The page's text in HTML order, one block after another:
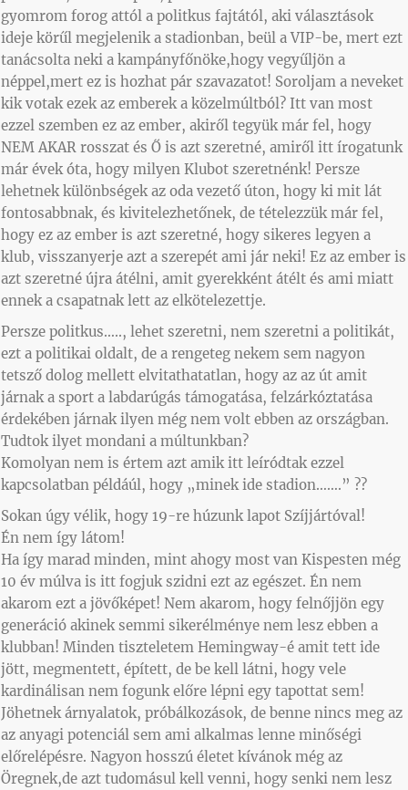
gyomrom forog attól a politkus fajtától, aki választások
ideje körűl megjelenik a stadionban, beül a VIP-be, mert ezt
tanácsolta neki a kampányfőnöke,hogy vegyűljön a
néppel,mert ez is hozhat pár szavazatot! Soroljam a neveket
kik votak ezek az emberek a közelmúltból? Itt van most
ezzel szemben ez az ember, akiről tegyük már fel, hogy
NEM AKAR rosszat és Ő is azt szeretné, amiről itt írogatunk
már évek óta, hogy milyen Klubot szeretnénk! Persze
lehetnek különbségek az oda vezető úton, hogy ki mit lát
fontosabbnak, és kivitelezhetőnek, de tételezzük már fel,
hogy ez az ember is azt szeretné, hogy sikeres legyen a
klub, visszanyerje azt a szerepét ami jár neki! Ez az ember is
azt szeretné újra átélni, amit gyerekként átélt és ami miatt
ennek a csapatnak lett az elkötelezettje.
Persze politkus….., lehet szeretni, nem szeretni a politikát,
ezt a politikai oldalt, de a rengeteg nekem sem nagyon
tetsző dolog mellett elvitathatatlan, hogy az az út amit
járnak a sport a labdarúgás támogatása, felzárkóztatása
érdekében járnak ilyen még nem volt ebben az országban.
Tudtok ilyet mondani a múltunkban?
Komolyan nem is értem azt amik itt leíródtak ezzel
kapcsolatban példáúl, hogy „minek ide stadion…….” ??
Sokan úgy vélik, hogy 19-re húzunk lapot Szíjjártóval!
Én nem így látom!
Ha így marad minden, mint ahogy most van Kispesten még
10 év múlva is itt fogjuk szidni ezt az egészet. Én nem
akarom ezt a jövőképet! Nem akarom, hogy felnőjjön egy
generáció akinek semmi sikerélménye nem lesz ebben a
klubban! Minden tiszteletem Hemingway-é amit tett ide
jött, megmentett, épített, de be kell látni, hogy vele
kardinálisan nem fogunk előre lépni egy tapottat sem!
Jöhetnek árnyalatok, próbálkozások, de benne nincs meg az
az anyagi potenciál sem ami alkalmas lenne minőségi
előrelépésre. Nagyon hosszú életet kívánok még az
Öregnek,de azt tudomásul kell venni, hogy senki nem lesz